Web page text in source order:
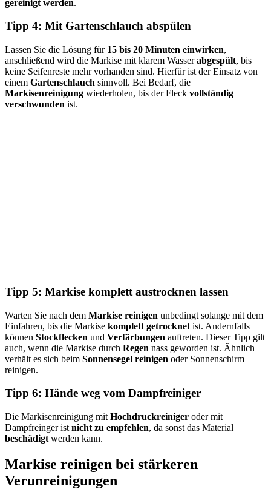
gereinigt werden.
Tipp 4: Mit Gartenschlauch abspülen
Lassen Sie die Lösung für 15 bis 20 Minuten einwirken,
anschließend wird die Markise mit klarem Wasserabgespült, bis
keine Seifenreste mehr vorhanden sind. Hierfür ist der Einsatz von
einem Gartenschlauch sinnvoll. Bei Bedarf, die
Markisenreinigung wiederholen, bis der Fleck vollständig
verschwunden ist.
Tipp 5: Markise komplett austrocknen lassen
Warten Sie nach dem Markise reinigen unbedingt solange mit dem
Einfahren, bis die Markise komplett getrocknet ist. Andernfalls
können Stockflecken und Verfärbungen auftreten. Dieser Tipp gilt
auch, wenn die Markise durch Regen nass geworden ist. Ähnlich
verhält es sich beim Sonnensegel reinigen oder Sonnenschirm
reinigen.
Tipp 6: Hände weg vom Dampfreiniger
Die Markisenreinigung mit Hochdruckreiniger oder mit
Dampfreinger ist nicht zu empfehlen, da sonst das Material
beschädigt werden kann.
Markise reinigen bei stärkeren
Verunreinigungen